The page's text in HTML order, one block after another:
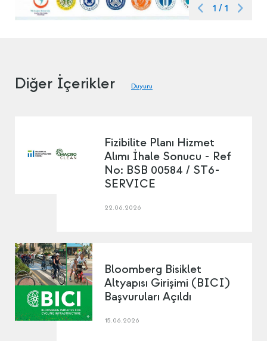
1 / 1
Diğer İçerikler Duyuru
Fizibilite Planı Hizmet
Alımı İhale Sonucu - Ref
No: BSB 00584 / ST6-
SERVICE
22.06.2026
Bloomberg Bisiklet
Altyapısı Girişimi (BICI)
Başvuruları Açıldı
15.06.2026